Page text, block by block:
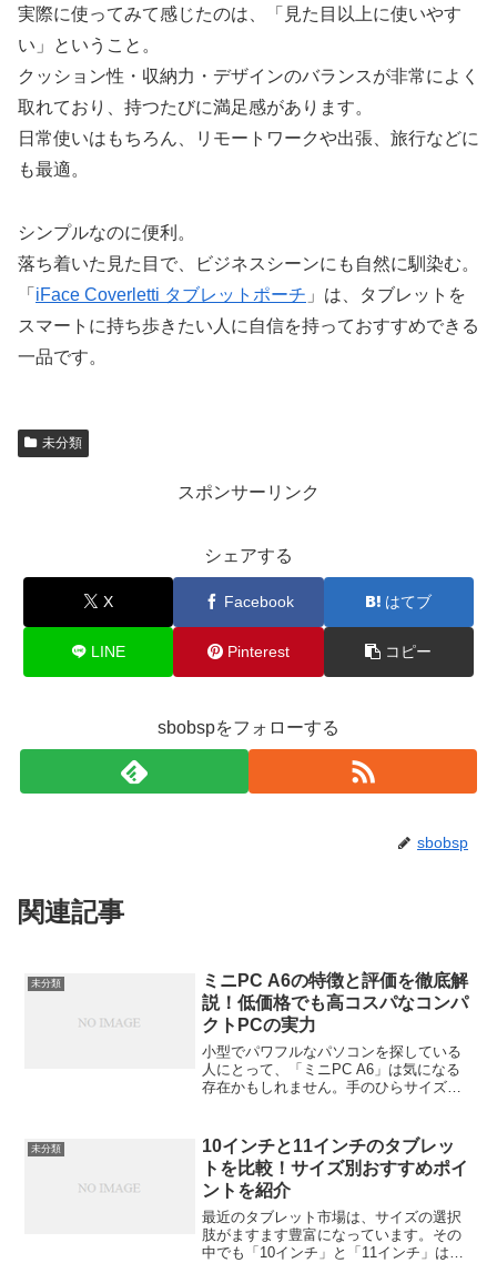
実際に使ってみて感じたのは、「見た目以上に使いやす
い」ということ。
クッション性・収納力・デザインのバランスが非常によく
取れており、持つたびに満足感があります。
日常使いはもちろん、リモートワークや出張、旅行などに
も最適。
シンプルなのに便利。
落ち着いた見た目で、ビジネスシーンにも自然に馴染む。
「 iFace Coverletti タブレットポーチ 」は、タブレットを
スマートに持ち歩きたい人に自信を持っておすすめできる
一品です。
未分類
スポンサーリンク
シェアする
X Facebook はてブ
LINE Pinterest コピー
sbobspをフォローする
sbobsp
関連記事
未分類
ミニPC A6の特徴と評価を徹底解
説！低価格でも高コスパなコンパ
クトPCの実力
小型でパワフルなパソコンを探している
人にとって、「ミニPC A6」は気になる
存在かもしれません。手のひらサイズの
です。この記事では、そんなミニPC A6
の特徴や実際の...
未分類
10インチと11インチのタブレッ
トを比較！サイズ別おすすめポイ
ントを紹介
最近のタブレット市場は、サイズの選択
肢がますます豊富になっています。その
中でも「10インチ」と「11インチ」は、